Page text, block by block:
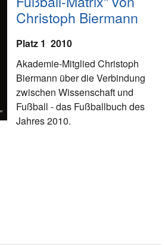
Christoph Biermann
Platz 1 2010
Akademie-Mitglied Christoph
Biermann über die Verbindung
zwischen Wissenschaft und
Fußball - das Fußballbuch des
Jahres 2010.